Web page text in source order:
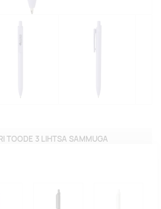
TOODE 3 LIHTSA SAMMUGA